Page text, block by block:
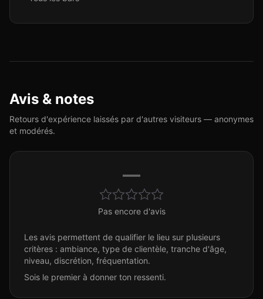
Avis & notes
Retours d'expérience laissés par d'autres visiteurs — anonymes
et modérés.
—
Pas encore d'avis
Les avis permettent de qualifier le lieu sur plusieurs
critères : ambiance, type de clientèle, tranche d'âge,
niveau, discrétion, fréquentation.
Sois le premier à donner ton ressenti.